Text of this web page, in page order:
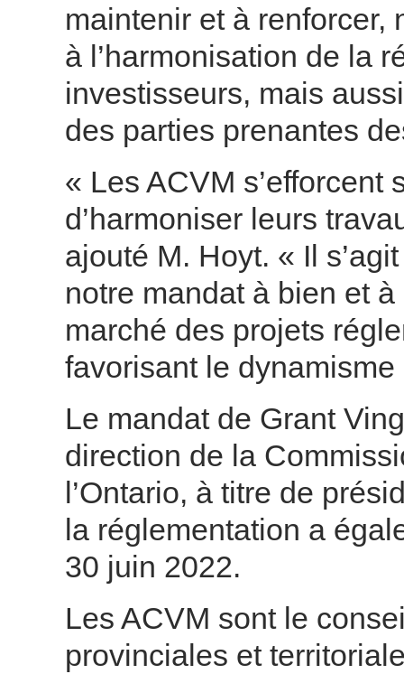
maintenir et à renforcer,
à l’harmonisation de la
investisseurs, mais
des parties prenantes
« Les ACVM s’efforcent
d’harmoniser leurs
ajouté M. Hoyt. « Il
notre mandat à bien et
marché des projets
favorisant le
Le mandat de Grant
direction de la
l’Ontario, à titre de
la réglementation a
30 juin 2022.
Les ACVM sont le
provinciales et